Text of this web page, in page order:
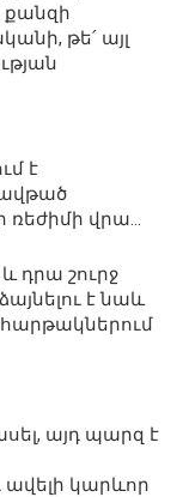
թե՛ այլ
է
վրա…
դրա շուրջ
է նաև
այդ պարզ է
կարևոր